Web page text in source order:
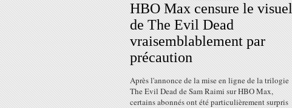
HBO Max censure le visuel
de The Evil Dead
vraisemblablement par
précaution
Après l'annonce de la mise en ligne de la trilogie
The Evil Dead de Sam Raimi sur HBO Max,
certains abonnés ont été particulièrement surpris